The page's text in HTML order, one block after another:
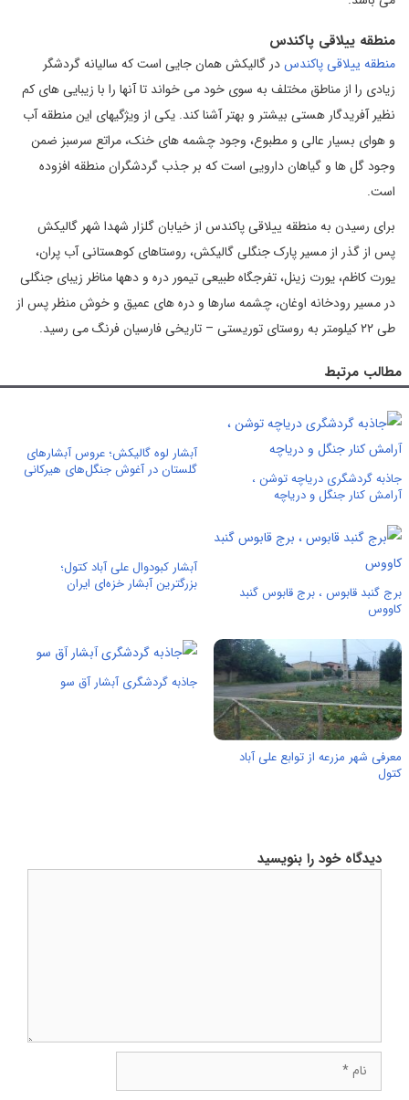
منطقه ییلاقی پاکندس
منطقه ییلاقی پاکندسدر گالیکش همان جایی است که سالیانه گردشگر
زیادی را از مناطق مختلف به سوی خود می خواند تا آنها را با زیبایی های کم
نظیر آفریدگار هستی بیشتر و بهتر آشنا کند. یکی از ویژگیهای این منطقه آب
و هوای بسیار عالی و مطبوع، وجود چشمه های خنک، مراتع سرسبز ضمن
وجود گل ها و گیاهان دارویی است که بر جذب گردشگران منطقه افزوده
است.
برای رسیدن به منطقه ییلاقی پاکندس از خیابان گلزار شهدا شهر گالیکش
پس از گذر از مسیر پارک جنگلی گالیکش، روستاهای کوهستانی آب پران،
یورت کاظم، یورت زینل، تفرجگاه طبیعی تیمور دره و دهها مناظر زیبای جنگلی
در مسیر رودخانه اوغان، چشمه سارها و دره های عمیق و خوش منظر پس از
طی ۲۲ کیلومتر به روستای توریستی – تاریخی فارسیان فرنگ می رسید.
مطالب مرتبط
جاذبه گردشگری دریاچه توشن ،
آرامش کنار جنگل و دریاچه
آبشار لوه گالیکش؛ عروس آبشارهای
گلستان در آغوش جنگل‌های هیرکانی
برج گنبد قابوس ، برج قابوس گنبد
کاووس
آبشار کبودوال علی آباد کتول؛
بزرگترین آبشار خزه‌ای ایران
معرفی شهر مزرعه از توابع علی آباد
کتول
جاذبه گردشگری آبشار آق سو
دیدگاه خود را بنویسید